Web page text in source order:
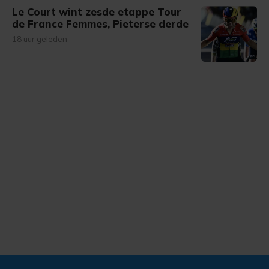
Le Court wint zesde etappe Tour
de France Femmes, Pieterse derde
18 uur geleden